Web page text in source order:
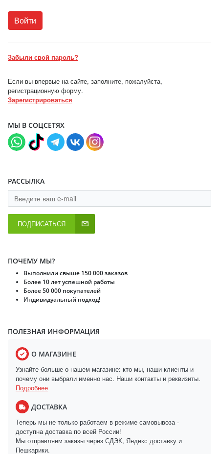
Забыли свой пароль?
Если вы впервые на сайте, заполните, пожалуйста,
регистрационную форму.
Зарегистрироваться
МЫ В СОЦСЕТЯХ
РАССЫЛКА
ПОДПИСАТЬСЯ
ПОЧЕМУ МЫ?
Выполнили свыше 150 000 заказов
Более 10 лет успешной работы
Более 50 000 покупателей
Индивидуальный подход!
ПОЛЕЗНАЯ ИНФОРМАЦИЯ
О МАГАЗИНЕ
Узнайте больше о нашем магазине: кто мы, наши клиенты и
почему они выбрали именно нас. Наши контакты и реквизиты.
Подробнее
ДОСТАВКА
Теперь мы не только работаем в режиме самовывоза -
доступна доставка по всей России!
Мы отправляем заказы через СДЭК, Яндекс доставку и
Пешкарики.